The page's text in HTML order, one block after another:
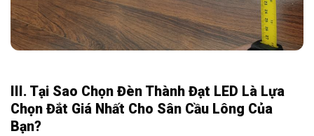
III. Tại Sao Chọn Đèn Thành Đạt LED Là Lựa
Chọn Đắt Giá Nhất Cho Sân Cầu Lông Của
Bạn?